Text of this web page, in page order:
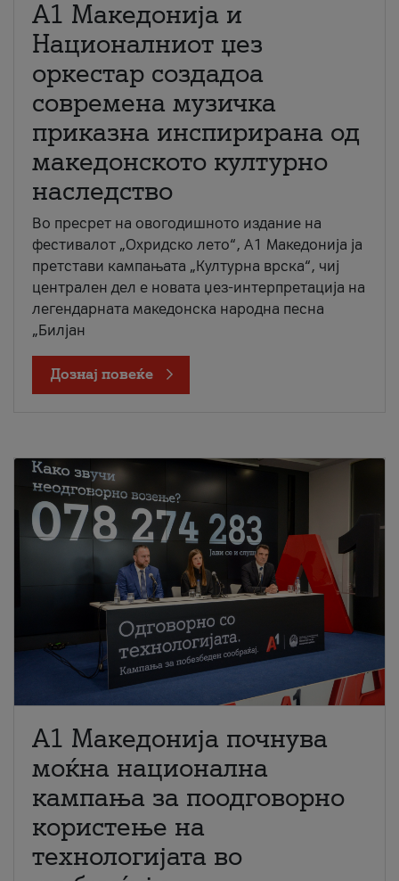
А1 Македонија и
Националниот џез
оркестар создадоа
современа музичка
приказна инспирирана од
македонското културно
наследство
Во пресрет на овогодишното издание на
фестивалот „Охридско лето“, А1 Македонија ја
претстави кампањата „Културна врска“, чиј
централен дел е новата џез-интерпретација на
легендарната македонска народна песна
„Билјан
Дознај повеќе
A1 Македонија почнува
моќна национална
кампања за поодговорно
користење на
технологијата во